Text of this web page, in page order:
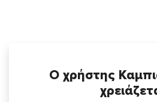
Ο χρήστης